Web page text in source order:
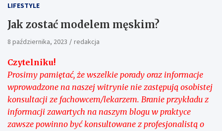
LIFESTYLE
Jak zostać modelem męskim?
8 października, 2023 redakcja
Czytelniku!
Prosimy pamiętać, że wszelkie porady oraz informacje
wprowadzone na naszej witrynie nie zastępują osobistej
konsultacji ze fachowcem/lekarzem. Branie przykładu z
informacji zawartych na naszym blogu w praktyce
zawsze powinno być konsultowane z profesjonalistą o